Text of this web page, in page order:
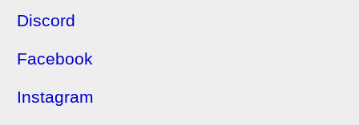
Discord
Facebook
Instagram